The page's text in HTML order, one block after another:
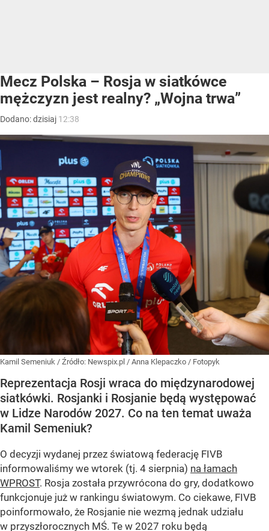
Mecz Polska – Rosja w siatkówce
mężczyzn jest realny? „Wojna trwa”
Dodano:dzisiaj 12:38
Kamil Semeniuk / Źródło: Newspix.pl / Anna Klepaczko / Fotopyk
Reprezentacja Rosji wraca do międzynarodowej
siatkówki. Rosjanki i Rosjanie będą występować
w Lidze Narodów 2027. Co na ten temat uważa
Kamil Semeniuk?
O decyzji wydanej przez światową federację FIVB
informowaliśmy we wtorek (tj. 4 sierpnia) na łamach
WPROST. Rosja została przywrócona do gry, dodatkowo
funkcjonuje już w rankingu światowym. Co ciekawe, FIVB
poinformowało, że Rosjanie nie wezmą jednak udziału
w przyszłorocznych MŚ. Te w 2027 roku będą